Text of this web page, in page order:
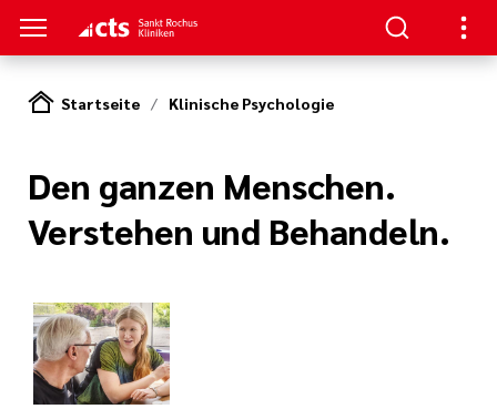
Fragen)
und Seele
Studien
und
den Sankt
Werte
Startseite Klinische Psychologie
Den ganzen Menschen.
Verstehen und Behandeln.